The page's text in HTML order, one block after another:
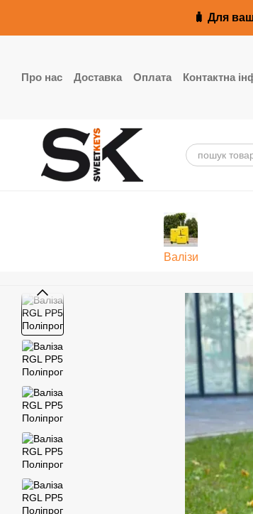
🧳 Для
Про нас Доставка Оплата Контактна
Валізи